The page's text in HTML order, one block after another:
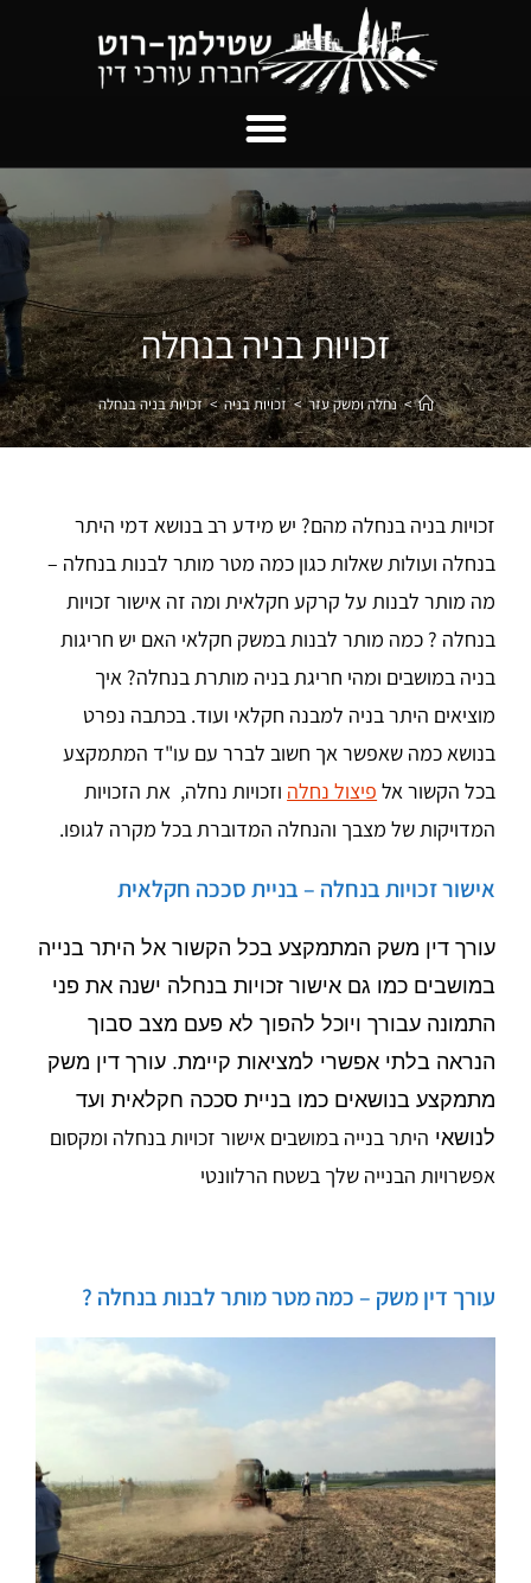
זכויות בניה בנחלה
> נחלה ומשק עזר > זכויות בניה > זכויות בניה בנחלה
זכויות בניה בנחלה מהם? יש מידע רב בנושא דמי היתר
בנחלה ועולות שאלות כגון כמה מטר מותר לבנות בנחלה –
מה מותר לבנות על קרקע חקלאית ומה זה אישור זכויות
בנחלה ? כמה מותר לבנות במשק חקלאי האם יש חריגות
בניה במושבים ומהי חריגת בניה מותרת בנחלה? איך
מוציאים היתר בניה למבנה חקלאי ועוד. בכתבה נפרט
בנושא כמה שאפשר אך חשוב לברר עם עו"ד המתמקצע
בכל הקשור אלפיצול נחלהוזכויות נחלה, את הזכויות
המדויקות של מצבך והנחלה המדוברת בכל מקרה לגופו.
אישור זכויות בנחלה – בניית סככה חקלאית
עורך דין משק המתמקצע בכל הקשור אלהיתר בנייה
במושבים כמו גם אישור זכויות בנחלה ישנה את פני
התמונה עבורך ויוכל להפוך לא פעם מצב סבוך
הנראה בלתי אפשרי למציאות קיימת. עורך דין משק
מתמקצע בנושאים כמו בניית סככה חקלאית ועד
לנושאי היתר בנייה במושבים אישור זכויות בנחלה ומקסום
אפשרויות הבנייה שלך בשטח הרלוונטי
עורך דין משק – כמה מטר מותר לבנות בנחלה ?